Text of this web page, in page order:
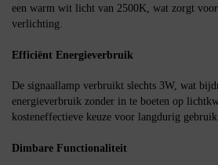
een warm wit licht van 2500K, wat zorgt voor
verlichting.
Efficiënt Energieverbruik
De signaallamp verbruikt slechts 3W, wat
energieverbruik zonder in te boeten op
kosteneffectieve keuze voor langdurig
Dimbare Functionaliteit